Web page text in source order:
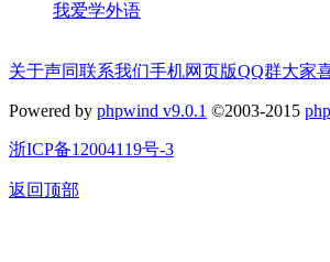
我爱学外语
关于声同联系我们手机网页版QQ群大家
Powered by phpwind v9.0.1 ©2003-2015
浙ICP备12004119号-3
返回顶部